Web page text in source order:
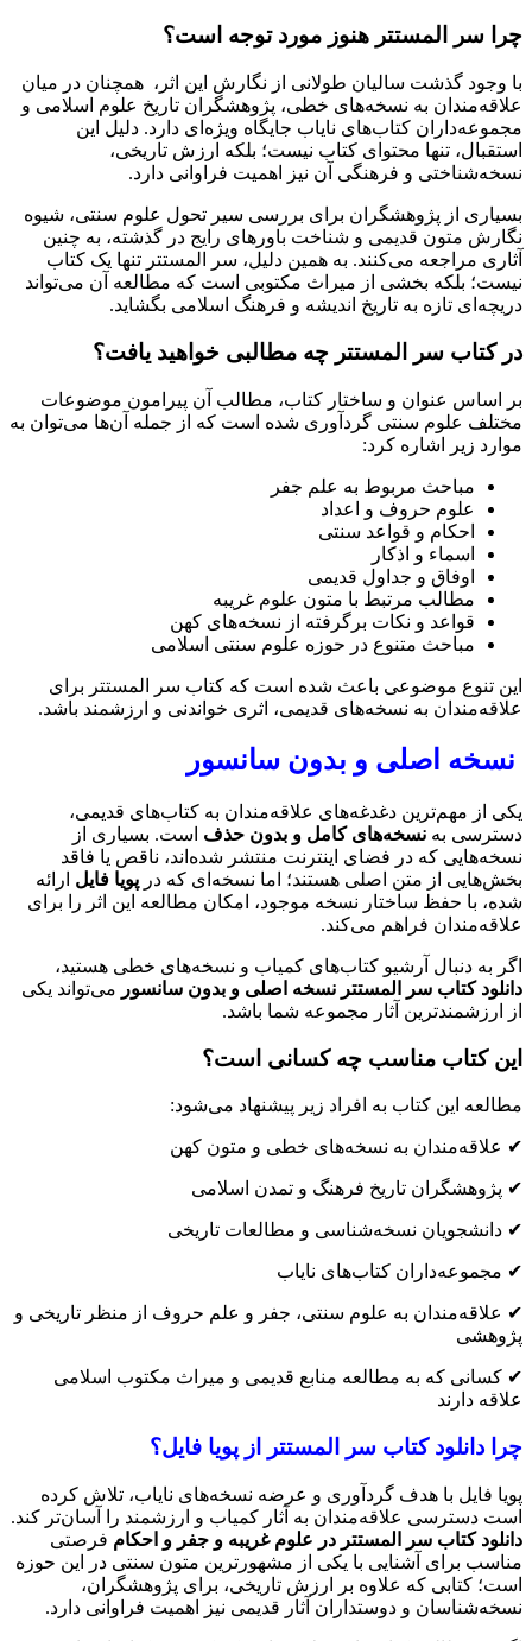
چرا سر المستتر هنوز مورد توجه است؟
با وجود گذشت سالیان طولانی از نگارش این اثر، همچنان در میان
علاقه‌مندان به نسخه‌های خطی، پژوهشگران تاریخ علوم اسلامی و
مجموعه‌داران کتاب‌های نایاب جایگاه ویژه‌ای دارد. دلیل این
استقبال، تنها محتوای کتاب نیست؛ بلکه ارزش تاریخی،
نسخه‌شناختی و فرهنگی آن نیز اهمیت فراوانی دارد.
بسیاری از پژوهشگران برای بررسی سیر تحول علوم سنتی، شیوه
نگارش متون قدیمی و شناخت باورهای رایج در گذشته، به چنین
آثاری مراجعه می‌کنند. به همین دلیل، سر المستتر تنها یک کتاب
نیست؛ بلکه بخشی از میراث مکتوبی است که مطالعه آن می‌تواند
دریچه‌ای تازه به تاریخ اندیشه و فرهنگ اسلامی بگشاید.
در کتاب سر المستتر چه مطالبی خواهید یافت؟
بر اساس عنوان و ساختار کتاب، مطالب آن پیرامون موضوعات
مختلف علوم سنتی گردآوری شده است که از جمله آن‌ها می‌توان به
موارد زیر اشاره کرد:
مباحث مربوط به علم جفر
علوم حروف و اعداد
احکام و قواعد سنتی
اسماء و اذکار
اوفاق و جداول قدیمی
مطالب مرتبط با متون علوم غریبه
قواعد و نکات برگرفته از نسخه‌های کهن
مباحث متنوع در حوزه علوم سنتی اسلامی
این تنوع موضوعی باعث شده است که کتاب سر المستتر برای
علاقه‌مندان به نسخه‌های قدیمی، اثری خواندنی و ارزشمند باشد.
نسخه اصلی و بدون سانسور
یکی از مهم‌ترین دغدغه‌های علاقه‌مندان به کتاب‌های قدیمی،
دسترسی به نسخه‌های کامل و بدون حذف است. بسیاری از
نسخه‌هایی که در فضای اینترنت منتشر شده‌اند، ناقص یا فاقد
بخش‌هایی از متن اصلی هستند؛ اما نسخه‌ای که در پویا فایل ارائه
شده، با حفظ ساختار نسخه موجود، امکان مطالعه این اثر را برای
علاقه‌مندان فراهم می‌کند.
اگر به دنبال آرشیو کتاب‌های کمیاب و نسخه‌های خطی هستید،
دانلود کتاب سر المستتر نسخه اصلی و بدون سانسور می‌تواند یکی
از ارزشمندترین آثار مجموعه شما باشد.
این کتاب مناسب چه کسانی است؟
مطالعه این کتاب به افراد زیر پیشنهاد می‌شود:
✔ علاقه‌مندان به نسخه‌های خطی و متون کهن
✔ پژوهشگران تاریخ فرهنگ و تمدن اسلامی
✔ دانشجویان نسخه‌شناسی و مطالعات تاریخی
✔ مجموعه‌داران کتاب‌های نایاب
✔ علاقه‌مندان به علوم سنتی، جفر و علم حروف از منظر تاریخی و
پژوهشی
✔ کسانی که به مطالعه منابع قدیمی و میراث مکتوب اسلامی
علاقه دارند
چرا دانلود کتاب سر المستتر از پویا فایل؟
پویا فایل با هدف گردآوری و عرضه نسخه‌های نایاب، تلاش کرده
است دسترسی علاقه‌مندان به آثار کمیاب و ارزشمند را آسان‌تر کند.
دانلود کتاب سر المستتر در علوم غریبه و جفر و احکام فرصتی
مناسب برای آشنایی با یکی از مشهورترین متون سنتی در این حوزه
است؛ کتابی که علاوه بر ارزش تاریخی، برای پژوهشگران،
نسخه‌شناسان و دوستداران آثار قدیمی نیز اهمیت فراوانی دارد.